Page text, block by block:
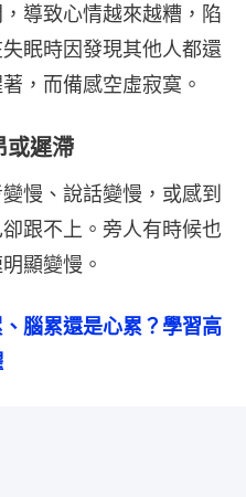
導致心情越來越糟，陷
眠時因發現其他人都還
，而備感空虛寂寞。
遲滯
慢、說話變慢，或感到
跟不上。旁人有時候也
顯變慢。
腦累還是心累？學習高